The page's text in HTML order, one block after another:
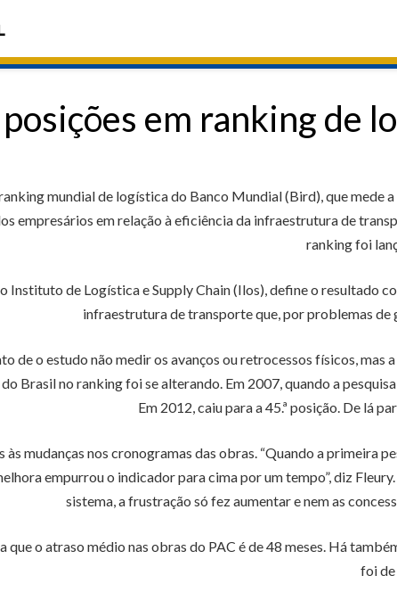
em ranking de
mundial de logística do Banco Mundial (Bird), que
empresários em relação à eficiência da infraestrutura de
ranking foi
Instituto de Logística e Supply Chain (Ilos), define o resultado
infraestrutura de transporte que, por problemas de
de o estudo não medir os avanços ou retrocessos físicos,
Brasil no ranking foi se alterando. Em 2007, quando a
Em 2012, caiu para a 45.ª posição. De lá
às mudanças nos cronogramas das obras. “Quando a primeira
empurrou o indicador para cima por um tempo”, diz
sistema, a frustração só fez aumentar e nem as
o atraso médio nas obras do PAC é de 48 meses. Há
foi de